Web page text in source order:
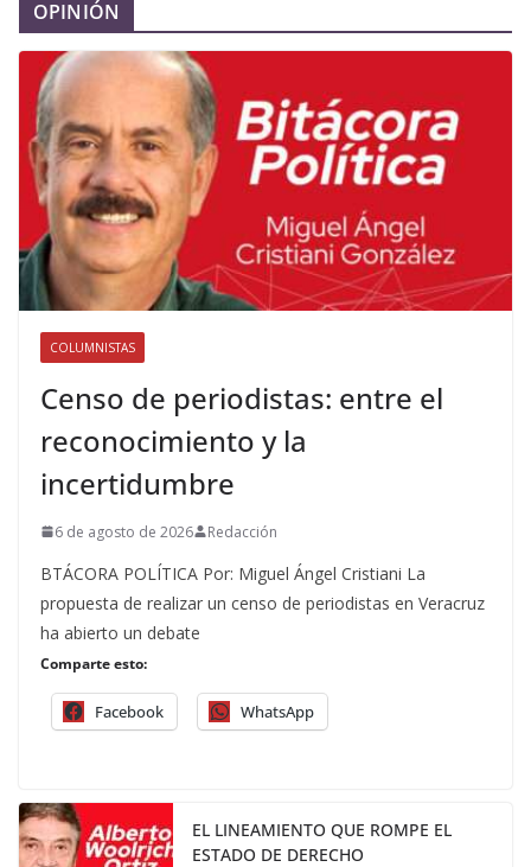
OPINIÓN
COLUMNISTAS
Censo de periodistas: entre el
reconocimiento y la
incertidumbre
6 de agosto de 2026 Redacción
BTÁCORA POLÍTICA Por: Miguel Ángel Cristiani La
propuesta de realizar un censo de periodistas en Veracruz
ha abierto un debate
Comparte esto:
Facebook WhatsApp
EL LINEAMIENTO QUE ROMPE EL
ESTADO DE DERECHO